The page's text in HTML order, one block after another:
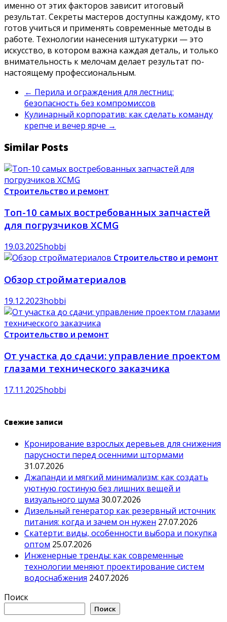
именно от этих факторов зависит итоговый
результат. Секреты мастеров доступны каждому, кто
готов учиться и применять современные методы в
работе. Технологии нанесения штукатурки — это
искусство, в котором важна каждая деталь, и только
внимательность к мелочам делает результат по-
настоящему профессиональным.
← Перила и ограждения для лестниц:
безопасность без компромиссов
Кулинарный корпоратив: как сделать команду
крепче и вечер ярче →
Similar Posts
Строительство и ремонт
Топ-10 самых востребованных запчастей
для погрузчиков XCMG
19.03.2025hobbi
Строительство и ремонт
Обзор стройматериалов
19.12.2023hobbi
Строительство и ремонт
От участка до сдачи: управление проектом
глазами технического заказчика
17.11.2025hobbi
Свежие записи
Кронирование взрослых деревьев для снижения
парусности перед осенними штормами
31.07.2026
Джапанди и мягкий минимализм: как создать
уютную гостиную без лишних вещей и
визуального шума 30.07.2026
Дизельный генератор как резервный источник
питания: когда и зачем он нужен 27.07.2026
Скатерти: виды, особенности выбора и покупка
оптом 25.07.2026
Инженерные тренды: как современные
технологии меняют проектирование систем
водоснабжения 24.07.2026
Поиск
Поиск